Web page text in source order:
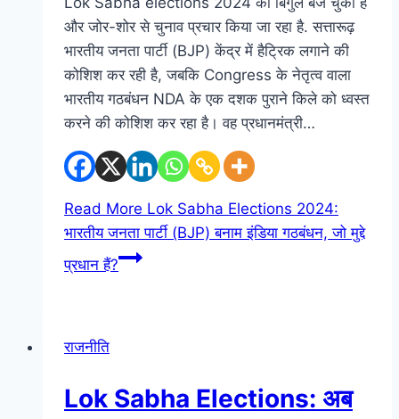
और जोर-शोर से चुनाव प्रचार किया जा रहा है. सत्तारूढ़
भारतीय जनता पार्टी (BJP) केंद्र में हैट्रिक लगाने की
कोशिश कर रही है, जबकि Congress के नेतृत्व वाला
भारतीय गठबंधन NDA के एक दशक पुराने किले को ध्वस्त
करने की कोशिश कर रहा है। वह प्रधानमंत्री…
Read More Lok Sabha Elections 2024:
भारतीय जनता पार्टी (BJP) बनाम इंडिया गठबंधन, जो मुद्दे
प्रधान हैं?
राजनीति
Lok Sabha Elections: अब